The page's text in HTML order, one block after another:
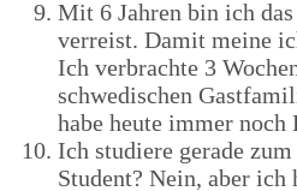
Mit 6 Jahren bin ich
verreist. Damit meine
Ich verbrachte 3
schwedischen
habe heute immer noch
Ich studiere gerade
Student? Nein, aber ich